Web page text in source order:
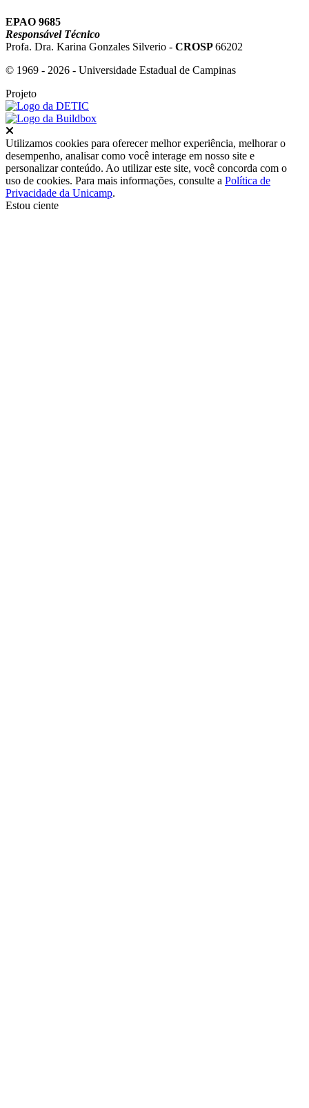
EPAO 9685
Responsável Técnico
Profa. Dra. Karina Gonzales Silverio - CROSP66202
© 1969 - 2026 - Universidade Estadual de Campinas
Projeto
Utilizamos cookies para oferecer melhor experiência, melhorar o
desempenho, analisar como você interage em nosso site e
personalizar conteúdo. Ao utilizar este site, você concorda com o
uso de cookies. Para mais informações, consulte a Política de
Privacidade da Unicamp.
Estou ciente